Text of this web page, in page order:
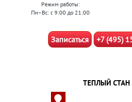
Режим работы:
Пн–Вс: с 9:00 до 21:00
Записаться +7 (495)
ТЕПЛЫЙ СТАН